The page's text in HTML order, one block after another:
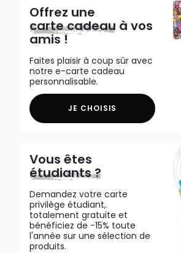
Offrez une
carte cadeau à vos
amis !
Faites plaisir à coup sûr avec
notre e-carte cadeau
personnalisable.
JE CHOISIS
Vous êtes
étudiants ?
Demandez votre carte
privilège étudiant,
totalement gratuite et
bénéficiez de -15% toute
l'année sur une sélection de
produits.